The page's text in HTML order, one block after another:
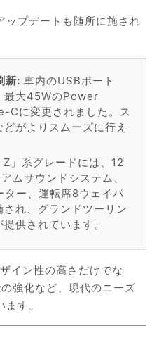
ップデートも随所に施され
新: 車内のUSBポート
最大45WのPower
に変更されました。ス
がよりスムーズに行え
Z」系グレードには、12
ムサウンドシステム、
ー、運転席8ウェイパ
れ、グランドツーリン
供されています。
イン性の高さだけでな
強化など、現代のニーズ
す。